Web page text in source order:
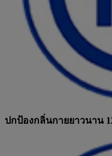
ปกป้องกลิ่นกายยาวนาน